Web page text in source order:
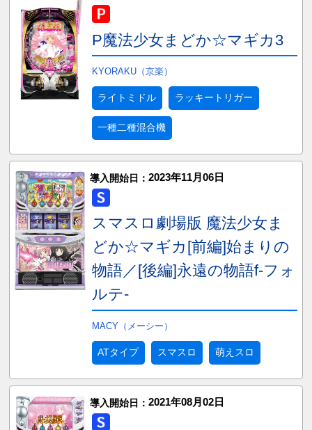
P魔法少女まどか☆マギカ3
KYORAKU（京楽）
ライトミドル ラッキートリガー
一種二種混合機
導入開始日： 2023年11月06日
スマスロ劇場版 魔法少女ま
どか☆マギカ[前編]始まりの
物語／[後編]永遠の物語f-フォ
ルテ-
MACY（メーシー）
ATタイプ スマスロ 萌えスロ
導入開始日： 2021年08月02日